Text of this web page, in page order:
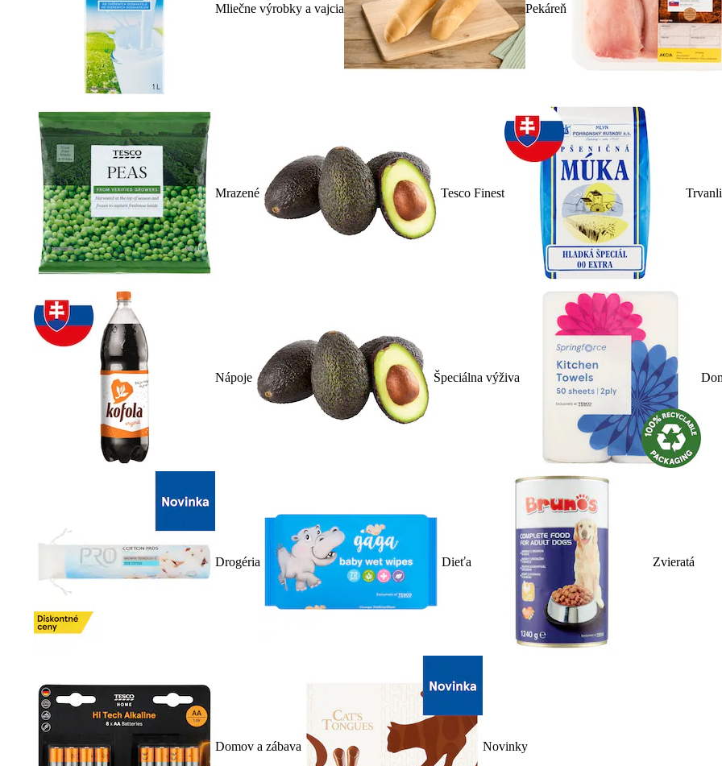
Mliečne výrobky a vajcia Pekáreň
Mrazené Tesco Finest
Nápoje Špeciálna výživa
Drogéria Dieťa Zvieratá
Domov a zábava Novinky